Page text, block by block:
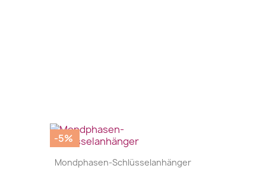
| 
Mondphasen-Schlüsselanhänger
-5%